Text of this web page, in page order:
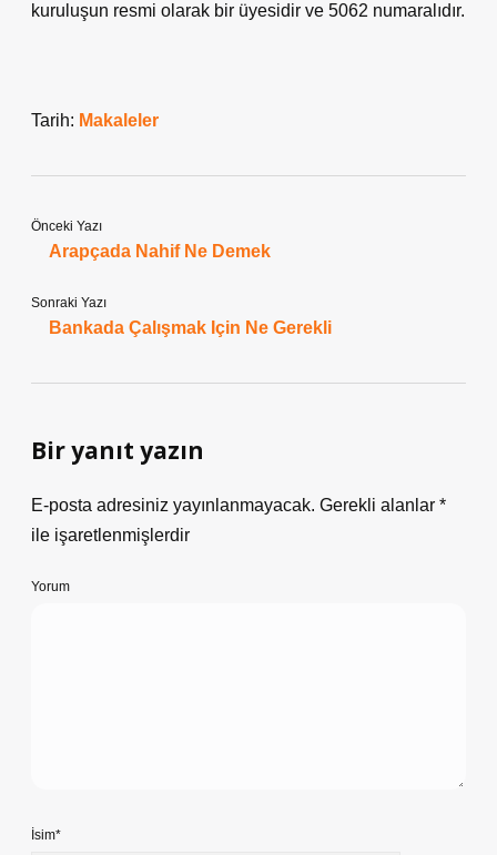
kuruluşun resmi olarak bir üyesidir ve 5062 numaralıdır.
Tarih: Makaleler
Önceki Yazı
Arapçada Nahif Ne Demek
Sonraki Yazı
Bankada Çalışmak Için Ne Gerekli
Bir yanıt yazın
E-posta adresiniz yayınlanmayacak. Gerekli alanlar *
ile işaretlenmişlerdir
Yorum
İsim*